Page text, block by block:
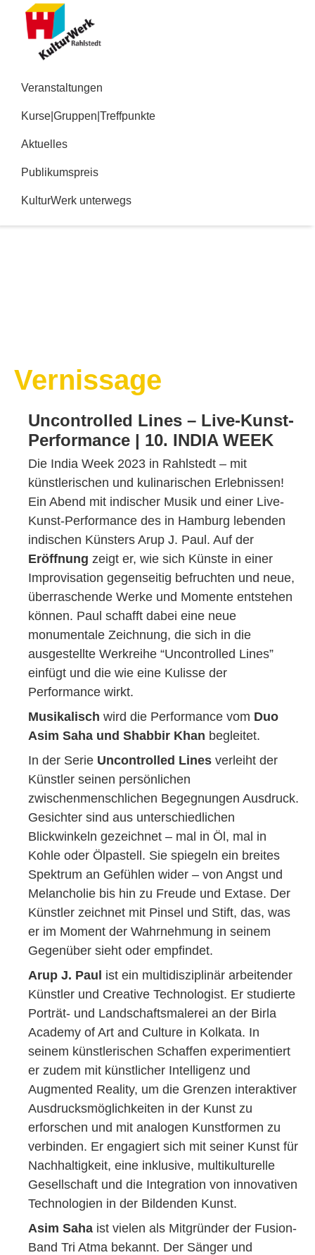
Hauptnavigation
springen
Inhalt
springen
Rahlstedt
Veranstaltungen
Kurse|Gruppen|Treffpunkte
Aktuelles
Publikumspreis
KulturWerk unterwegs
Vernissage
Uncontrolled Lines – Live-Kunst-
Performance | 10. INDIA WEEK
Die India Week 2023 in Rahlstedt – mit
künstlerischen und kulinarischen Erlebnissen!
Ein Abend mit indischer Musik und einer Live-
Kunst-Performance des in Hamburg lebenden
indischen Künsters Arup J. Paul. Auf der
Eröffnung zeigt er, wie sich Künste in einer
Improvisation gegenseitig befruchten und neue,
überraschende Werke und Momente entstehen
können. Paul schafft dabei eine neue
monumentale Zeichnung, die sich in die
ausgestellte Werkreihe “Uncontrolled Lines”
einfügt und die wie eine Kulisse der
Performance wirkt.
Musikalisch wird die Performance vom Duo
Asim Saha und Shabbir Khan begleitet.
In der Serie Uncontrolled Lines verleiht der
Künstler seinen persönlichen
zwischenmenschlichen Begegnungen Ausdruck.
Gesichter sind aus unterschiedlichen
Blickwinkeln gezeichnet – mal in Öl, mal in
Kohle oder Ölpastell. Sie spiegeln ein breites
Spektrum an Gefühlen wider – von Angst und
Melancholie bis hin zu Freude und Extase. Der
Künstler zeichnet mit Pinsel und Stift, das, was
er im Moment der Wahrnehmung in seinem
Gegenüber sieht oder empfindet.
Arup J. Paul ist ein multidisziplinär arbeitender
Künstler und Creative Technologist. Er studierte
Porträt- und Landschaftsmalerei an der Birla
Academy of Art and Culture in Kolkata. In
seinem künstlerischen Schaffen experimentiert
er zudem mit künstlicher Intelligenz und
Augmented Reality, um die Grenzen interaktiver
Ausdrucksmöglichkeiten in der Kunst zu
erforschen und mit analogen Kunstformen zu
verbinden. Er engagiert sich mit seiner Kunst für
Nachhaltigkeit, eine inklusive, multikulturelle
Gesellschaft und die Integration von innovativen
Technologien in der Bildenden Kunst.
Asim Saha ist vielen als Mitgründer der Fusion-
Band Tri Atma bekannt. Der Sänger und